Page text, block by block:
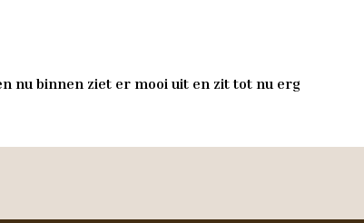
nu binnen ziet er mooi uit en zit tot nu erg